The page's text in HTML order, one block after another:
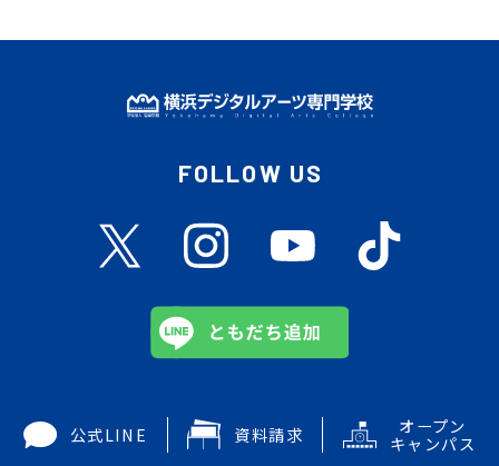
FOLLOW US
公式LINE 資料請求 オープン
キャンパス